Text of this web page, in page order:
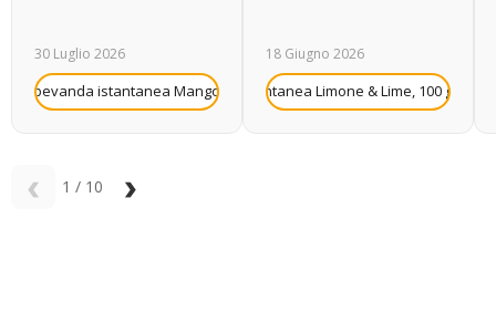
30 Luglio 2026
bevanda istantanea Mango, 10 g
18 Giugno 2026
Frutilu bevanda istantanea Limone & Lime, 100 g
Frutilu bevanda
‹ 1 / 10 ›